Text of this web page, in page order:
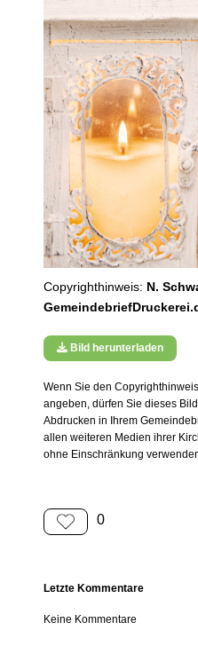
Copyrighthinweis: N.
Bild herunterladen
Wenn Sie den
angeben, dürfen Sie dieses
Abdrucken in Ihrem
allen weiteren Medien ihrer
ohne Einschränkung
0
Letzte Kommentare
Keine Kommentare